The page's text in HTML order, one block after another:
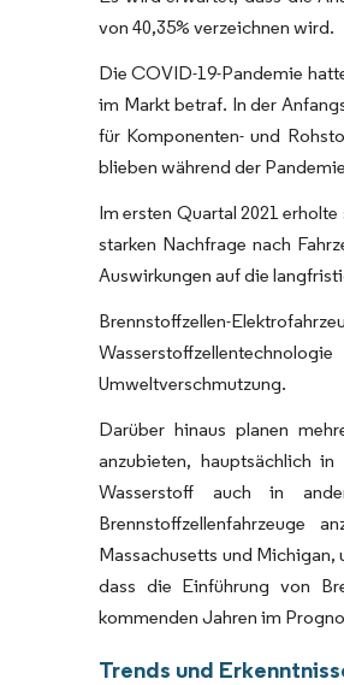
von 40,35% verzeichnen wird.
Die COVID-19-Pandemie
im Markt betraf. In der
für Komponenten- und
blieben während der
Im ersten Quartal 2021
starken Nachfrage nach
Auswirkungen auf die
Brennstoffzellen-
Umweltverschmutzung.
Darüber hinaus planen
anzubieten, hauptsächlich
Wasserstoff auch in
Brennstoffzellenfahrzeuge
Massachusetts und
dass die Einführung von
kommenden Jahren im
Trends und